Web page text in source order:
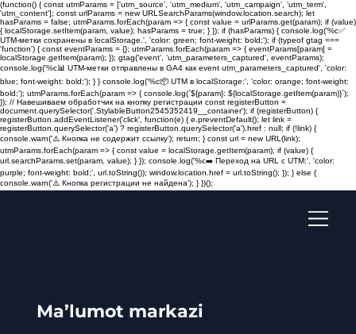
(function() { const utmParams = ['utm_source', 'utm_medium', 'utm_campaign', 'utm_term',
'utm_content']; const urlParams = new URLSearchParams(window.location.search); let
hasParams = false; utmParams.forEach(param => { const value = urlParams.get(param); if (value)
{ localStorage.setItem(param, value); hasParams = true; } }); if (hasParams) { console.log('%c✅
UTM-метки сохранены в localStorage.', 'color: green; font-weight: bold;'); if (typeof gtag ===
'function') { const eventParams = {}; utmParams.forEach(param => { eventParams[param] =
localStorage.getItem(param); }); gtag('event', 'utm_parameters_captured', eventParams);
console.log('%c📊 UTM-метки отправлены в GA4 как event utm_parameters_captured', 'color:
blue; font-weight: bold;'); } } console.log('%c📦 UTM в localStorage:', 'color: orange; font-weight:
bold;'); utmParams.forEach(param => { console.log(`${param}: ${localStorage.getItem(param)}`);
}); // Навешиваем обработчик на кнопку регистрации const registerButton =
document.querySelector('.StylableButton2545352419__container'); if (registerButton) {
registerButton.addEventListener('click', function(e) { e.preventDefault(); let link =
registerButton.querySelector('a') ? registerButton.querySelector('a').href : null; if (!link) {
console.warn('⚠️ Кнопка не содержит ссылку'); return; } const url = new URL(link);
utmParams.forEach(param => { const value = localStorage.getItem(param); if (value) {
url.searchParams.set(param, value); } }); console.log('%c➡️ Переход на URL с UTM:', 'color:
purple; font-weight: bold;', url.toString()); window.location.href = url.toString(); }); } else {
console.warn('⚠️ Кнопка регистрации не найдена'); } })();
Ma’lumot markazi